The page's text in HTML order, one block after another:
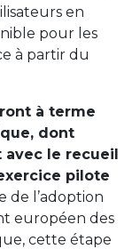
en
pour les
à partir du
à terme
dont
avec le recueil
pilote
de l’adoption
européen des
cette étape